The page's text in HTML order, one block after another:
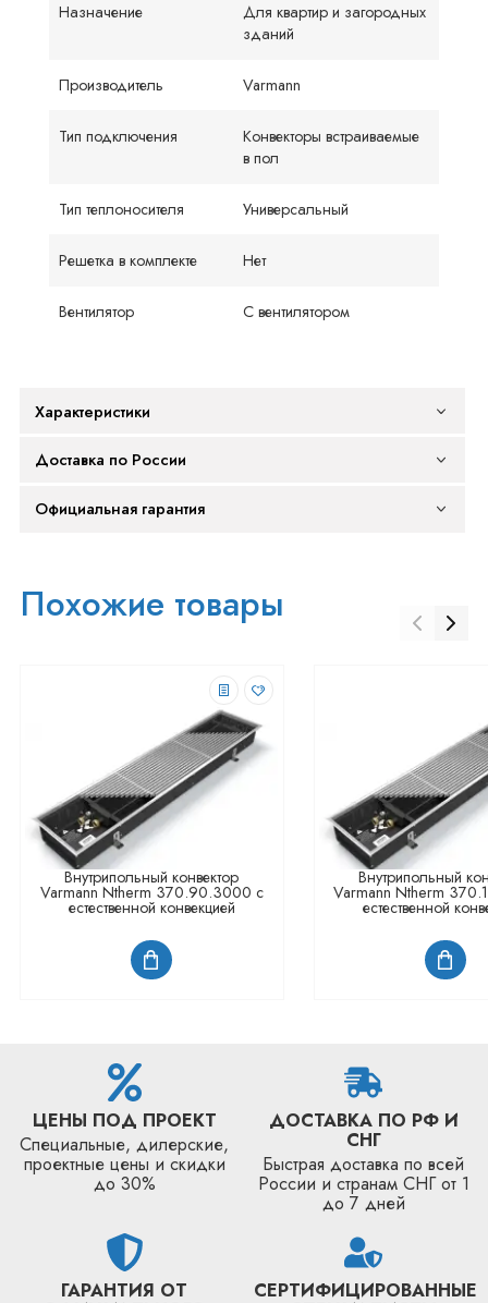
Назначение
Для квартир и загородных
зданий
Производитель Varmann
Тип подключения
Конвекторы встраиваемые
в пол
Тип теплоносителя Универсальный
Решетка в комплекте Нет
Вентилятор С вентилятором
Характеристики
Доставка по России
Официальная гарантия
Похожие товары
Внутрипольный конвектор
Varmann Ntherm 370.90.3000 с
естественной конвекцией
Внутрипольный
Varmann Ntherm
естественной
ЦЕНЫ ПОД ПРОЕКТ
Специальные, дилерские,
проектные цены и скидки
до 30%
ДОСТАВКА ПО РФ И
СНГ
Быстрая доставка по всей
России и странам СНГ от 1
до 7 дней
ГАРАНТИЯ ОТ СЕРТИФИЦИРОВАННЫЕ